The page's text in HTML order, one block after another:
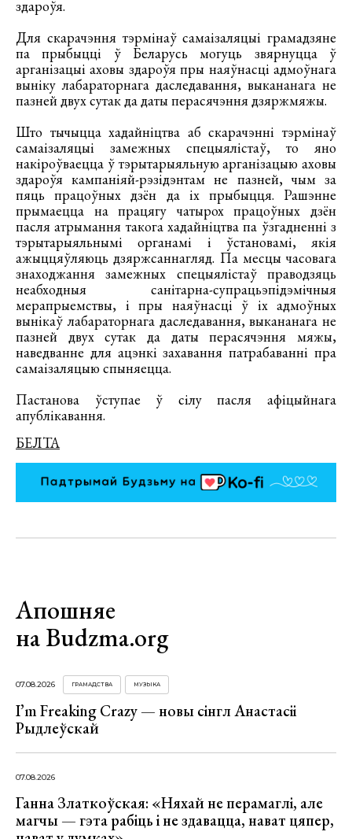
здароўя.
Для скарачэння тэрмінаў самаізаляцыі грамадзяне
па прыбыцці ў Беларусь могуць звярнуцца ў
арганізацыі аховы здароўя пры наяўнасці адмоўнага
выніку лабараторнага даследавання, выкананага не
пазней двух сутак да даты перасячэння дзяржмяжы.
Што тычыцца хадайніцтва аб скарачэнні тэрмінаў
самаізаляцыі замежных спецыялістаў, то яно
накіроўваецца ў тэрытарыяльную арганізацыю аховы
здароўя кампаніяй-рэзідэнтам не пазней, чым за
пяць працоўных дзён да іх прыбыцця. Рашэнне
прымаецца на працягу чатырох працоўных дзён
пасля атрымання такога хадайніцтва па ўзгадненні з
тэрытарыяльнымі органамі і ўстановамі, якія
ажыццяўляюць дзяржсаннагляд. Па месцы часовага
знаходжання замежных спецыялістаў праводзяць
неабходныя санітарна-супрацьэпідэмічныя
мерапрыемствы, і пры наяўнасці ў іх адмоўных
вынікаў лабараторнага даследавання, выкананага не
пазней двух сутак да даты перасячэння мяжы,
наведванне для ацэнкі захавання патрабаванні пра
самаізаляцыю спыняецца.
Пастанова ўступае ў сілу пасля афіцыйнага
апублікавання.
БЕЛТА
Апошняе
на Budzma.org
07.08.2026 ГРАМАДСТВА МУЗЫКА
I’m Freaking Crazy — новы сінгл Анастасіі
Рыдлеўскай
07.08.2026
Ганна Златкоўская: «Няхай не перамаглі, але
магчы — гэта рабіць і не здавацца, нават цяпер,